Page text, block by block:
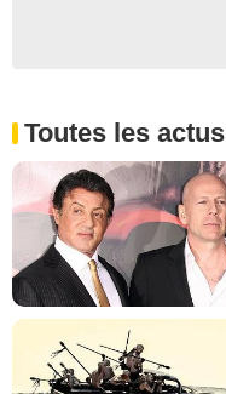
Toutes les